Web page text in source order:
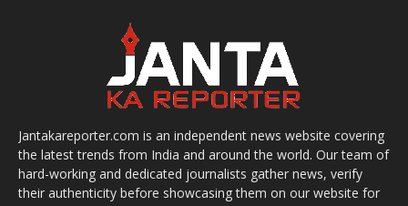
Jantakareporter.com is an independent news website covering
the latest trends from India and around the world. Our team of
hard-working and dedicated journalists gather news, verify
their authenticity before showcasing them on our website for